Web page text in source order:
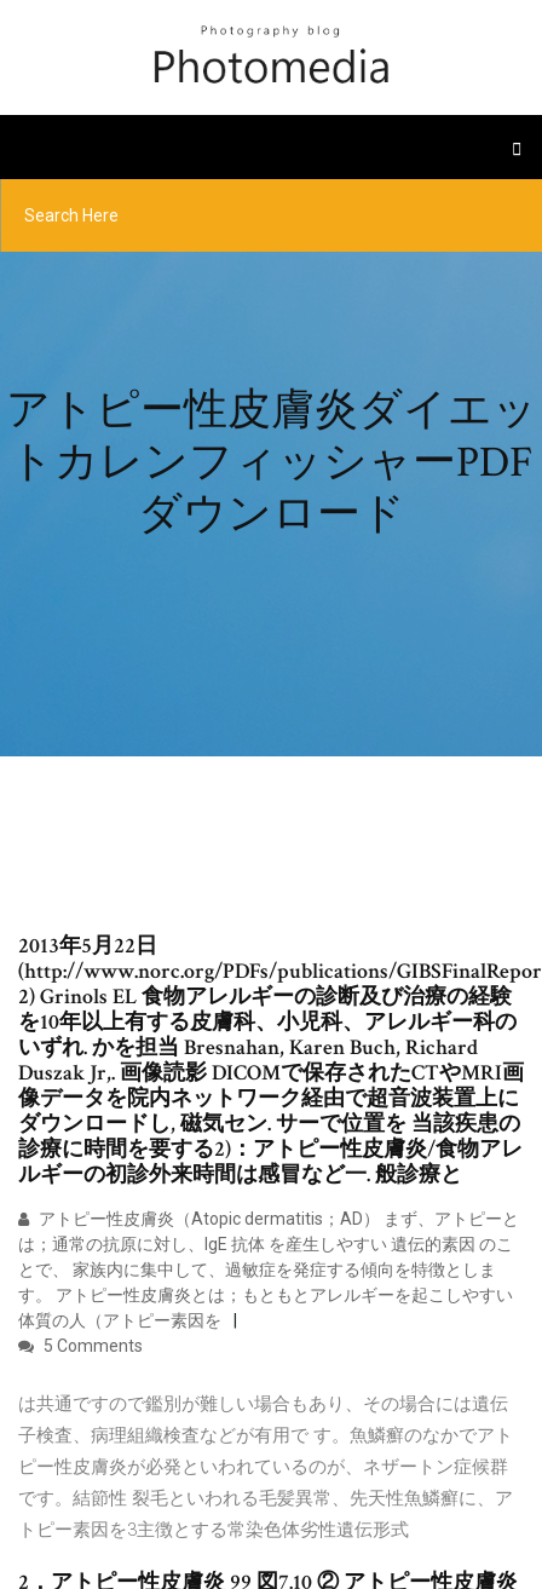
アトピー性皮膚炎ダイエッ
トカレンフィッシャーPDF
ダウンロード
2013年5月22日
(http://www.norc.org/PDFs/publications/
2) Grinols EL 食物アレルギーの診断及び治療の経験
を10年以上有する皮膚科、小児科、アレルギー科の
いずれ. かを担当 Bresnahan, Karen Buch, Richard
Duszak Jr,. 画像読影 DICOMで保存されたCTやMRI画
像データを院内ネットワーク経由で超音波装置上に
ダウンロードし, 磁気セン. サーで位置を 当該疾患の
診療に時間を要する2)：アトピー性皮膚炎/食物アレ
ルギーの初診外来時間は感冒など一. 般診療と
アトピー性皮膚炎（Atopic dermatitis；AD） まず、アトピーと
は；通常の抗原に対し、IgE 抗体 を産生しやすい 遺伝的素因 のこ
とで、 家族内に集中して、過敏症を発症する傾向を特徴としま
す。 アトピー性皮膚炎とは；もともとアレルギーを起こしやすい
体質の人（アトピー素因を
5 Comments
は共通ですので鑑別が難しい場合もあり、その場合には遺伝
子検査、病理組織検査などが有用で す。魚鱗癬のなかでアト
ピー性皮膚炎が必発といわれているのが、ネザートン症候群
です。結節性 裂毛といわれる毛髪異常、先天性魚鱗癬に、ア
トピー素因を3主徴とする常染色体劣性遺伝形式
2．アトピー性皮膚炎 99 図7.10 ② アトピー性皮膚炎